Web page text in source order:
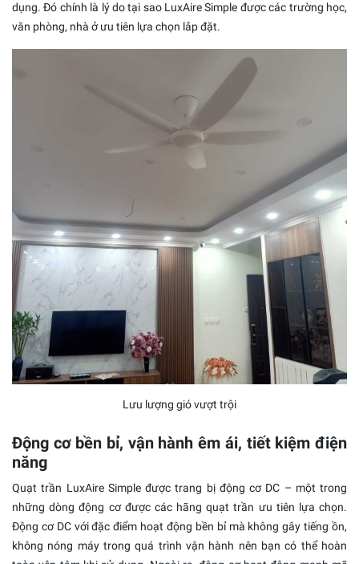
dụng. Đó chính là lý do tại sao LuxAire Simple được các trường học,
văn phòng, nhà ở ưu tiên lựa chọn lắp đặt.
Lưu lượng gió vượt trội
Động cơ bền bỉ, vận hành êm ái, tiết kiệm điện
năng
Quạt trần LuxAire Simple được trang bị động cơ DC – một trong
những dòng động cơ được các hãng quạt trần ưu tiên lựa chọn.
Động cơ DC với đặc điểm hoạt động bền bỉ mà không gây tiếng ồn,
không nóng máy trong quá trình vận hành nên bạn có thể hoàn